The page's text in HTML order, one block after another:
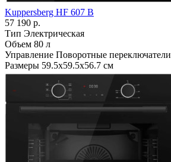
Kuppersberg HF 607 B
57 190 р.
Тип Электрическая
Объем 80 л
Управление Поворотные переключатели
Размеры 59.5х59.5х56.7 см